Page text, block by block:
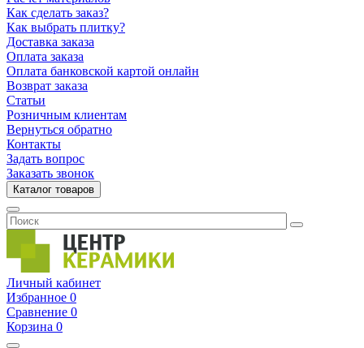
Как сделать заказ?
Как выбрать плитку?
Доставка заказа
Оплата заказа
Оплата банковской картой онлайн
Возврат заказа
Статьи
Розничным клиентам
Вернуться обратно
Контакты
Задать вопрос
Заказать звонок
Каталог товаров
Личный кабинет
Избранное 0
Сравнение 0
Корзина 0